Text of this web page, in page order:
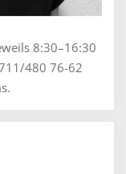
8:30–16:30
480 76-62